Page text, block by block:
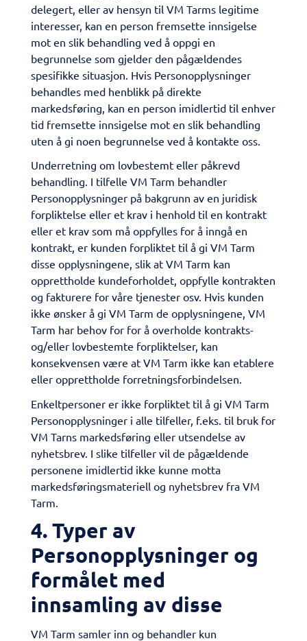
delegert, eller av hensyn til VM Tarms legitime
interesser, kan en person fremsette innsigelse
mot en slik behandling ved å oppgi en
begrunnelse som gjelder den pågældendes
spesifikke situasjon. Hvis Personopplysninger
behandles med henblikk på direkte
markedsføring, kan en person imidlertid til enhver
tid fremsette innsigelse mot en slik behandling
uten å gi noen begrunnelse ved å kontakte oss.
Underretning om lovbestemt eller påkrevd
behandling. I tilfelle VM Tarm behandler
Personopplysninger på bakgrunn av en juridisk
forpliktelse eller et krav i henhold til en kontrakt
eller et krav som må oppfylles for å inngå en
kontrakt, er kunden forpliktet til å gi VM Tarm
disse opplysningene, slik at VM Tarm kan
opprettholde kundeforholdet, oppfylle kontrakten
og fakturere for våre tjenester osv. Hvis kunden
ikke ønsker å gi VM Tarm de opplysningene, VM
Tarm har behov for for å overholde kontrakts-
og/eller lovbestemte forpliktelser, kan
konsekvensen være at VM Tarm ikke kan etablere
eller opprettholde forretningsforbindelsen.
Enkeltpersoner er ikke forpliktet til å gi VM Tarm
Personopplysninger i alle tilfeller, f.eks. til bruk for
VM Tarns markedsføring eller utsendelse av
nyhetsbrev. I slike tilfeller vil de pågældende
personene imidlertid ikke kunne motta
markedsføringsmateriell og nyhetsbrev fra VM
Tarm.
4. Typer av
Personopplysninger og
formålet med
innsamling av disse
VM Tarm samler inn og behandler kun